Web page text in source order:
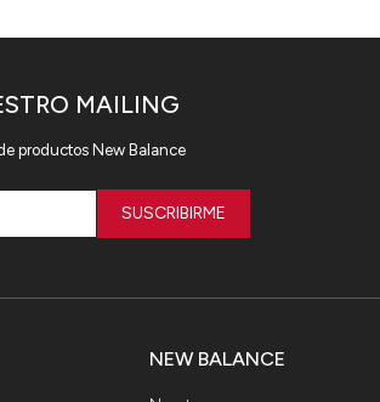
NEW BALANCE
MAILING
productos New Balance
SUSCRIBIRME